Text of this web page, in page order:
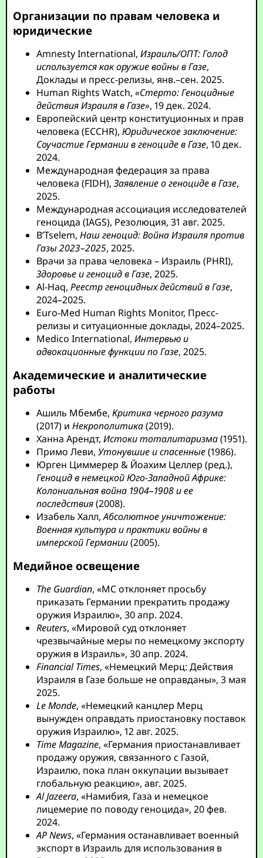
Организации по правам человека и
юридические
Amnesty International,Израиль/ОПТ: Голод
используется как оружие войны в Газе,
Доклады и пресс-релизы, янв.–сен. 2025.
Human Rights Watch,«Стерто: Геноцидные
действия Израиля в Газе», 19 дек. 2024.
Европейский центр конституционных и прав
человека (ECCHR),Юридическое заключение:
Соучастие Германии в геноциде в Газе, 10 дек.
2024.
Международная федерация за права
человека (FIDH),Заявление о геноциде в Газе,
2025.
Международная ассоциация исследователей
геноцида (IAGS), Резолюция, 31 авг. 2025.
B’Tselem,Наш геноцид: Война Израиля против
Газы 2023–2025, 2025.
Врачи за права человека – Израиль (PHRI),
Здоровье и геноцид в Газе, 2025.
Al-Haq,Реестр геноцидных действий в Газе,
2024–2025.
Euro-Med Human Rights Monitor, Пресс-
релизы и ситуационные доклады, 2024–2025.
Medico International,Интервью и
адвокационные функции по Газе, 2025.
Академические и аналитические
работы
Ашиль Мбембе,Критика черного разума
(2017) иНекрополитика(2019).
Ханна Арендт,Истоки тоталитаризма(1951).
Примо Леви,Утонувшие и спасенные(1986).
Юрген Циммерер & Йоахим Целлер (ред.),
Геноцид в немецкой Юго-Западной Африке:
Колониальная война 1904–1908 и ее
последствия(2008).
Изабель Халл,Абсолютное уничтожение:
Военная культура и практики войны в
имперской Германии(2005).
Медийное освещение
The Guardian, «МС отклоняет просьбу
приказать Германии прекратить продажу
оружия Израилю», 30 апр. 2024.
Reuters, «Мировой суд отклоняет
чрезвычайные меры по немецкому экспорту
оружия в Израиль», 30 апр. 2024.
Financial Times, «Немецкий Мерц: Действия
Израиля в Газе больше не оправданы», 3 мая
2025.
Le Monde, «Немецкий канцлер Мерц
вынужден оправдать приостановку поставок
оружия Израилю», 12 авг. 2025.
Time Magazine, «Германия приостанавливает
продажу оружия, связанного с Газой,
Израилю, пока план оккупации вызывает
глобальную реакцию», авг. 2025.
Al Jazeera, «Намибия, Газа и немецкое
лицемерие по поводу геноцида», 20 фев.
2024.
AP News, «Германия останавливает военный
экспорт в Израиль для использования в